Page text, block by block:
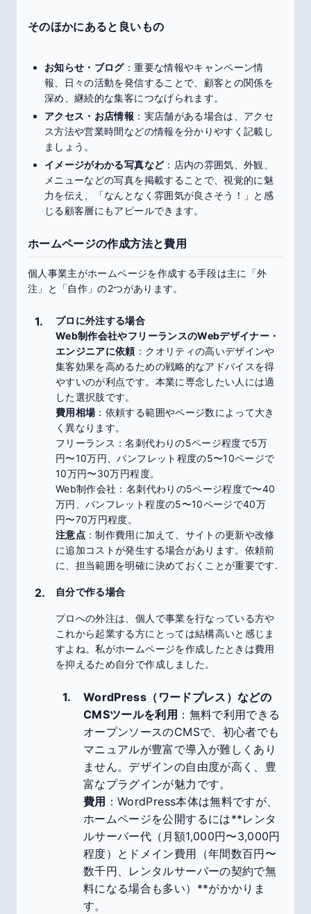
そのほかにあると良いもの
お知らせ・ブログ：重要な情報やキャンペーン情
報、日々の活動を発信することで、顧客との関係を
深め、継続的な集客につなげられます。
アクセス・お店情報 ：実店舗がある場合は、アクセ
ス方法や営業時間などの情報を分かりやすく記載し
ましょう。
イメージがわかる写真など：店内の雰囲気、外観、
メニューなどの写真を掲載することで、視覚的に魅
力を伝え、「なんとなく雰囲気が良さそう！」と感
じる顧客層にもアピールできます。
ホームページの作成方法と費用
個人事業主がホームページを作成する手段は主に「外
注」と「自作」の2つがあります。
プロに外注する場合
Web制作会社やフリーランスのWebデザイナー・
エンジニアに依頼 ：クオリティの高いデザインや
集客効果を高めるための戦略的なアドバイスを得
やすいのが利点です。本業に専念したい人には適
した選択肢です。
費用相場：依頼する範囲やページ数によって大き
く異なります。
フリーランス：名刺代わりの5ページ程度で5万
円〜10万円、パンフレット程度の5〜10ページで
10万円〜30万円程度。
Web制作会社：名刺代わりの5ページ程度で〜40
万円、パンフレット程度の5〜10ページで40万
円〜70万円程度。
注意点 ：制作費用に加えて、サイトの更新や改修
に追加コストが発生する場合があります。依頼前
に、担当範囲を明確に決めておくことが重要です.
自分で作る場合
プロへの外注は、個人で事業を行なっている方や
これから起業する方にとっては結構高いと感じま
すよね。私がホームページを作成したときは費用
を抑えるため自分で作成しました。
WordPress（ワードプレス）などの
CMSツールを利用 ：無料で利用できる
オープンソースのCMSで、初心者でも
マニュアルが豊富で導入が難しくあり
ません。デザインの自由度が高く、豊
富なプラグインが魅力です。
費用 ：WordPress本体は無料ですが、
ホームページを公開するには**レンタ
ルサーバー代（月額1,000円〜3,000円
程度）とドメイン費用（年間数百円〜
数千円、レンタルサーバーの契約で無
料になる場合も多い）**がかかりま
す。